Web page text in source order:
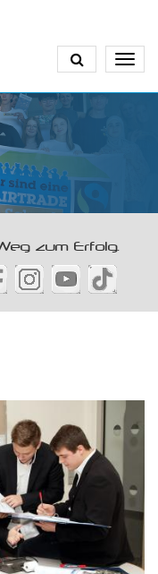
zum Erfolg.